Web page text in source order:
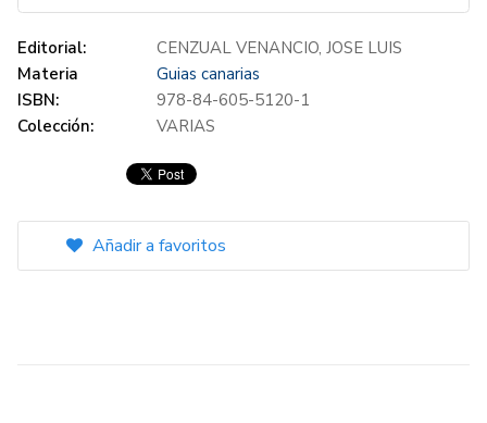
Editorial:
CENZUAL VENANCIO, JOSE LUIS
Materia
Guias canarias
ISBN:
978-84-605-5120-1
Colección:
VARIAS
Añadir a favoritos